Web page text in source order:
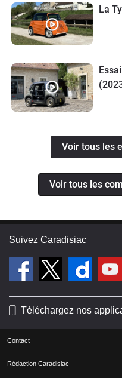
La
Voir tous les
Voir tous les
Suivez Caradisiac
Téléchargez nos
Contact
Rédaction Caradisiac